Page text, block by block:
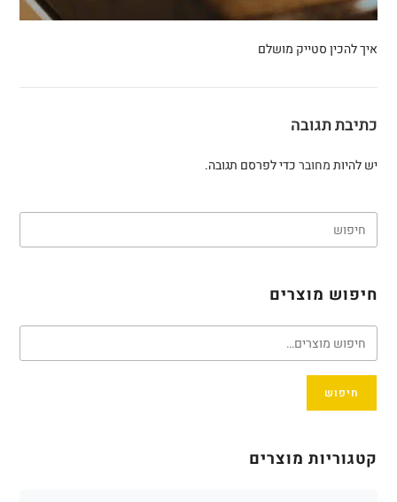
איך להכין סטייק מושלם
כתיבת תגובה
יש להיותמחוברכדי לפרסם תגובה.
חיפוש מוצרים
חיפוש
קטגוריות מוצרים